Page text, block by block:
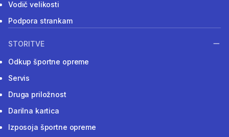
Vodič velikosti
Podpora strankam
STORITVE
Odkup športne opreme
Servis
Druga priložnost
Darilna kartica
Izposoja športne opreme